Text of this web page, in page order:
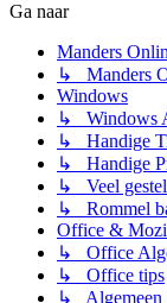
Ga naar
Manders
↳ Manders
Windows
↳ Windows
↳ Handige
↳ Handige
↳ Veel
↳ Rommel
Office &
↳ Office
↳ Office tips
↳ Algemeen